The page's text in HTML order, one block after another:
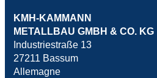
KMH-KAMMANN
METALLBAU GMBH & CO. KG
Industriestraße 13
27211 Bassum
Allemagne